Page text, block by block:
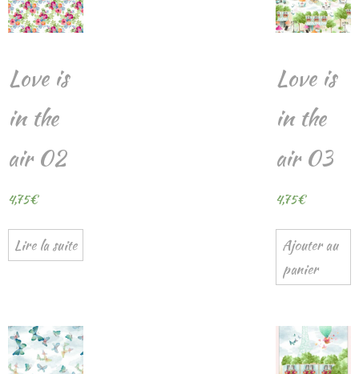
Love is
in the
air 02
4,75€
Lire la suite
Love is
in the
air 03
4,75€
Ajouter au
panier